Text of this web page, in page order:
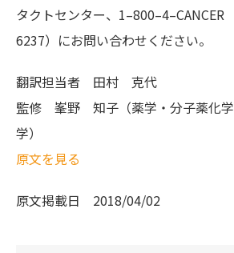
タクトセンター、1–800–4–CANCER
6237）にお問い合わせください。
翻訳担当者 田村 克代
監修 峯野 知子（薬学・分子薬化
学）
原文を見る
原文掲載日 2018/04/02